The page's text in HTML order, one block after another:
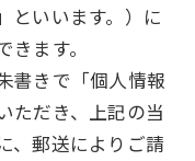
といいます。）に
ます。
書きで「個人情報
ただき、上記の当
、郵送によりご請